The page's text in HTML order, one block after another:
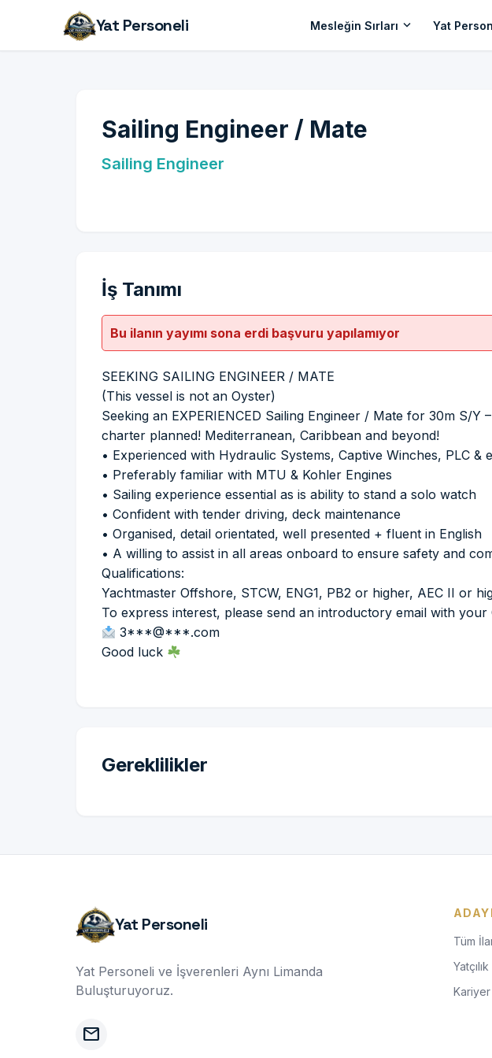
Yat Personeli Mesleğin Sırları expand_more Yat
Sailing Engineer / Mate
Sailing Engineer
İş Tanımı
Bu ilanın yayımı sona erdi başvuru yapılamıyor
SEEKING SAILING ENGINEER / MATE
(This vessel is not an Oyster)
Seeking an EXPERIENCED Sailing Engineer / Mate for 30m S/Y
charter planned! Mediterranean, Caribbean and beyond!
• Experienced with Hydraulic Systems, Captive Winches, PLC &
• Preferably familiar with MTU & Kohler Engines
• Sailing experience essential as is ability to stand a solo watch
• Confident with tender driving, deck maintenance
• Organised, detail orientated, well presented + fluent in English
• A willing to assist in all areas onboard to ensure safety and
Qualifications:
Yachtmaster Offshore, STCW, ENG1, PB2 or higher, AEC II or
To express interest, please send an introductory email with your
3***@***.com
Good luck
Gereklilikler
Yat Personeli
Yat Personeli ve İşverenleri Aynı Limanda
Buluşturuyoruz.
mail
Tüm